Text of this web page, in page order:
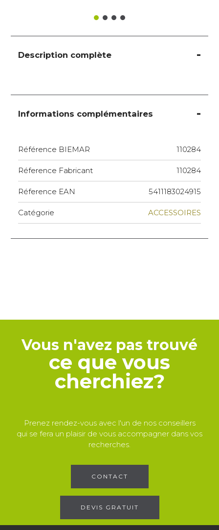
Description complète
Informations complémentaires
Référence BIEMAR 110284
Réference Fabricant 110284
Réference EAN 5411183024915
Catégorie ACCESSOIRES
Vous n'avez pas trouvé
ce que vous
cherchiez?
Prenez rendez-vous avec l'un de nos conseillers
qui se fera un plaisir de vous accompagner dans vos
recherches.
CONTACT
DEVIS GRATUIT